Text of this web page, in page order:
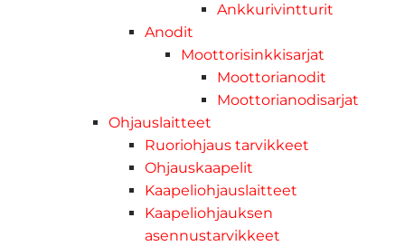
Ankkurivintturit
Anodit
Moottorisinkkisarjat
Moottorianodit
Moottorianodisarjat
Ohjauslaitteet
Ruoriohjaus tarvikkeet
Ohjauskaapelit
Kaapeliohjauslaitteet
Kaapeliohjauksen
asennustarvikkeet